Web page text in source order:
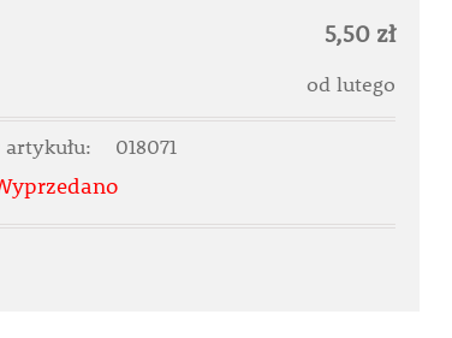
5,50 zł
od lutego
018071